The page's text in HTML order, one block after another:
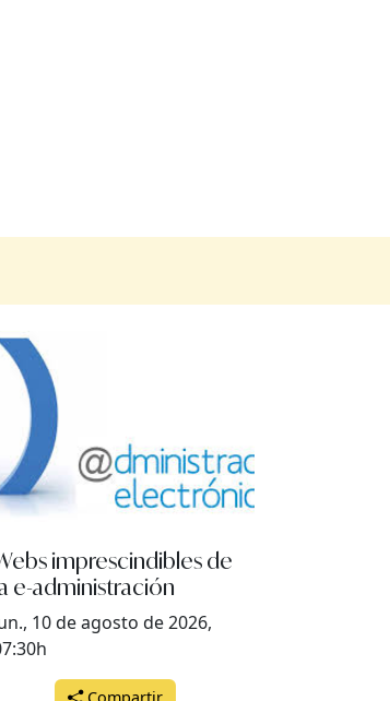
imprescindibles de
e-administración
10 de agosto de 2026,